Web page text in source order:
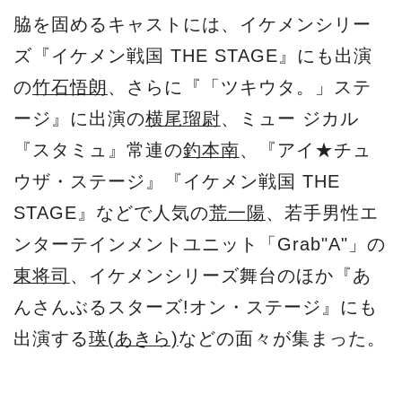
脇を固めるキャストには、イケメンシリー
ズ『イケメン戦国 THE STAGE』にも出演
の竹石悟朗 、さらに『「ツキウタ。」ステ
ージ』に出演の横尾瑠尉、ミュー ジカル
『スタミュ』常連の釣本南、『アイ★チュ
ウザ・ステージ』『イケメン戦国 THE
STAGE』などで人気の荒一陽、若手男性エ
ンターテインメントユニット「Grab"A"」の
東将司 、イケメンシリーズ舞台のほか『あ
んさんぶるスターズ!オン・ステージ』にも
出演する瑛(あきら)などの面々が集まった。